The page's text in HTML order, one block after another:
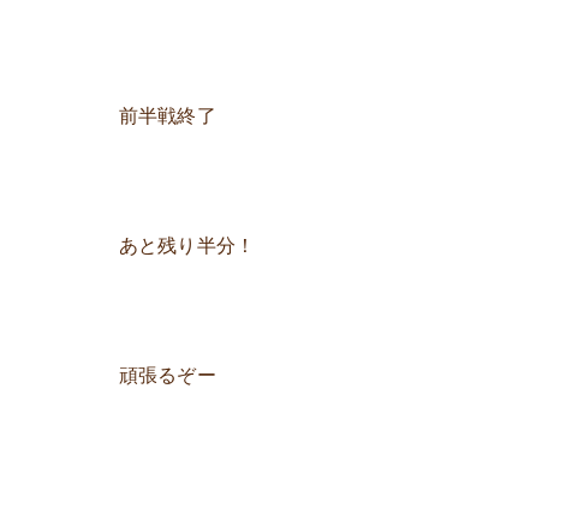
前半戦終了
あと残り半分！
頑張るぞー